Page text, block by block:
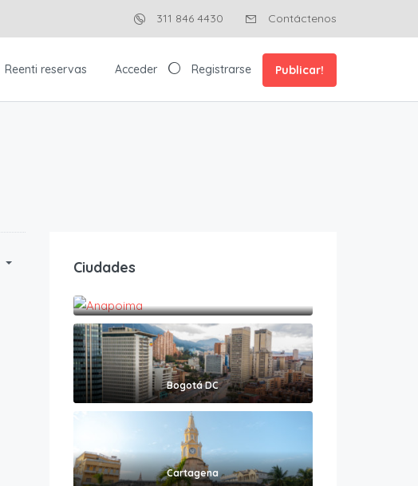
311 846 4430 Contáctenos
Reenti reservas Acceder Registrarse Publicar!
Ciudades
Bogotá DC
Cartagena